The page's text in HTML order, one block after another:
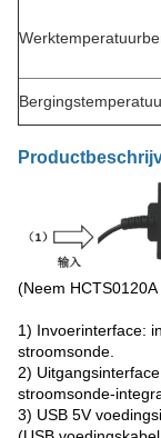
(Neem
1) Invoerinterface:
stroomsonde.
2)
stroomsonde-
3) USB 5V